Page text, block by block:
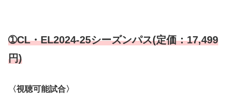
➀CL・EL2024-25シーズンパス(定価：17,499
円)
〈視聴可能試合〉